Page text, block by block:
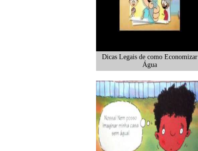
Dicas Legais de como Economizar
Água